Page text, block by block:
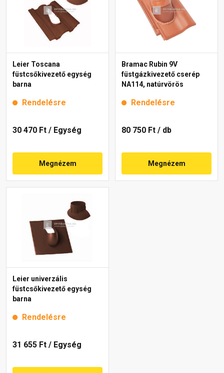
Leier Toscana
füstcsőkivezető egység
barna
Rendelésre
30 470 Ft / Egység
Megnézem
Bramac Rubin 9V
füstgázkivezető cserép
NA114, natúrvörös
Rendelésre
80 750 Ft / db
Megnézem
Leier univerzális
füstcsőkivezető egység
barna
Rendelésre
31 655 Ft / Egység